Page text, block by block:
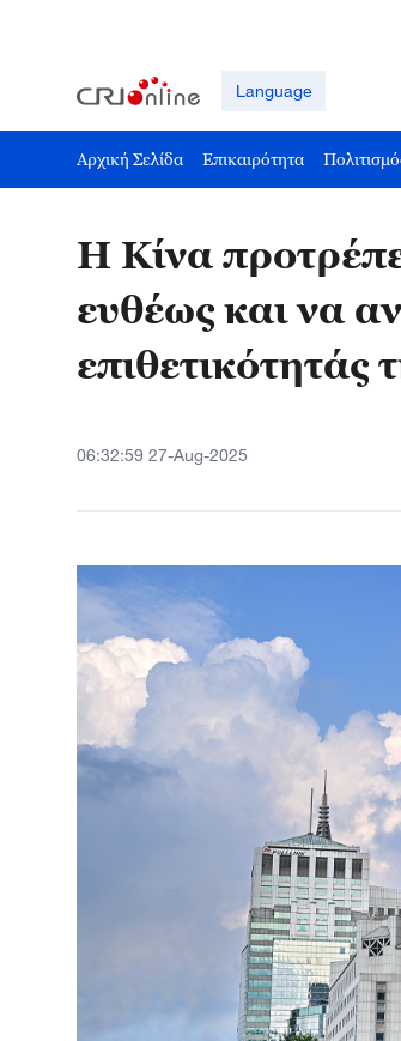
Language
Αρχική Σελίδα Επικαιρότητα
Η Κίνα
ευθέως και να
επιθετικότητάς
06:32:59 27-Aug-2025